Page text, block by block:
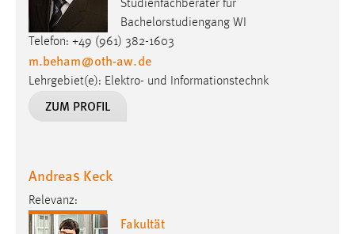
Studienfachberater für
Bachelorstudiengang WI
Telefon: +49 (961) 382-1603
m.beham@oth-aw.de
Lehrgebiet(e): Elektro- und Informationstechnk
ZUM PROFIL
Andreas Keck
Relevanz:
Fakultät
Sprachpräferenz
Name:
Zweck:
Chat